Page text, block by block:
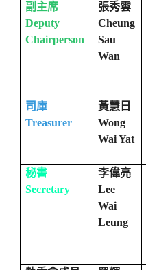
副主席
Deputy
Chairperson
張秀雲
Cheung
Sau
Wan
司庫
Treasurer
黃慧日
Wong
Wai Yat
秘書
Secretary
李偉亮
Lee
Wai
Leung